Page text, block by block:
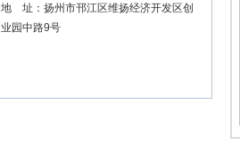
地 址：扬州市邗江区维扬经济开发区创
业园中路9号